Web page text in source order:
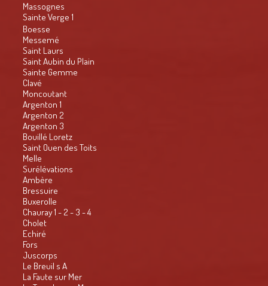
Massognes
Sainte Verge 1
Boesse
Messemé
Saint Laurs
Saint Aubin du Plain
Sainte Gemme
Clavé
Moncoutant
Argenton 1
Argenton 2
Argenton 3
Bouillé Loretz
Saint Ouen des Toits
Melle
Surélévations
Ambère
Bressuire
Buxerolle
Chauray 1 - 2 - 3 - 4
Cholet
Echiré
Fors
Juscorps
Le Breuil s A
La Faute sur Mer